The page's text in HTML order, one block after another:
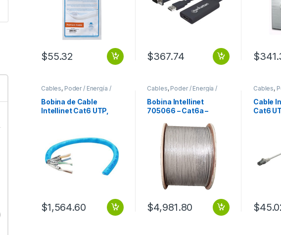
$55.32 $367.74 $
Cables, Poder / Energía /
Alimentación
Bobina de Cable
Intellinet Cat6 UTP,
SOLIDA AZUL
$1,564.60
Cables, Poder / Energía /
Alimentación
Bobina Intellinet
705066 – Cat6a –
500 MHz – 23 AWG –
Gris GRIS
$4,981.80
Cables,
Cable
Cat6
$